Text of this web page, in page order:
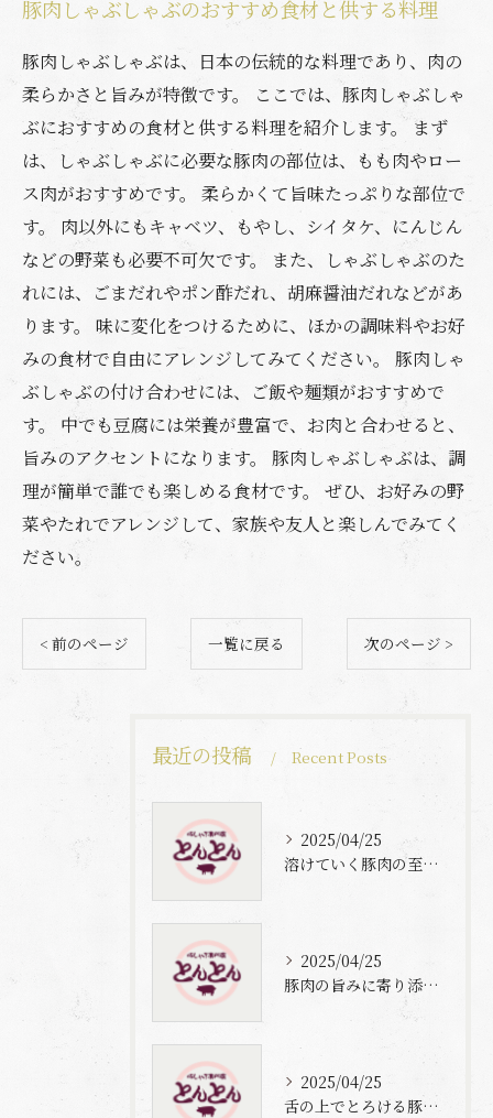
豚肉しゃぶしゃぶのおすすめ食材と供する料理
豚肉しゃぶしゃぶは、日本の伝統的な料理であり、肉の
柔らかさと旨みが特徴です。 ここでは、豚肉しゃぶしゃ
ぶにおすすめの食材と供する料理を紹介します。 まず
は、しゃぶしゃぶに必要な豚肉の部位は、もも肉やロー
ス肉がおすすめです。 柔らかくて旨味たっぷりな部位で
す。 肉以外にもキャベツ、もやし、シイタケ、にんじん
などの野菜も必要不可欠です。 また、しゃぶしゃぶのた
れには、ごまだれやポン酢だれ、胡麻醤油だれなどがあ
ります。 味に変化をつけるために、ほかの調味料やお好
みの食材で自由にアレンジしてみてください。 豚肉しゃ
ぶしゃぶの付け合わせには、ご飯や麺類がおすすめで
す。 中でも豆腐には栄養が豊富で、お肉と合わせると、
旨みのアクセントになります。 豚肉しゃぶしゃぶは、調
理が簡単で誰でも楽しめる食材です。 ぜひ、お好みの野
菜やたれでアレンジして、家族や友人と楽しんでみてく
ださい。
< 前のページ 一覧に戻る 次のページ >
最近の投稿 Recent Posts
2025/04/25
溶けていく豚肉の至福体験
2025/04/25
豚肉の旨みに寄り添う自家製梅出汁の魅力
2025/04/25
舌の上でとろける豚肉と自家製梅出汁の魅力